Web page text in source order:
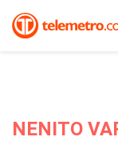
NENITO